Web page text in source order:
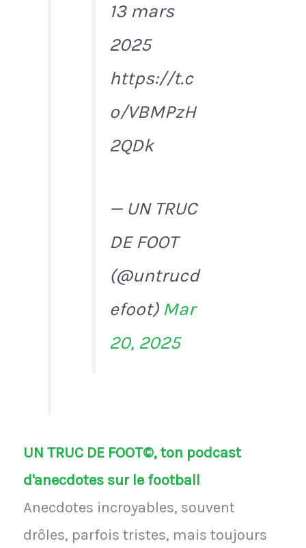
13 mars
2025
https://t.c
o/VBMPzH
2QDk
— UN TRUC
DE FOOT
(@untrucd
efoot) Mar
20, 2025
UN TRUC DE FOOT©, ton podcast
d'anecdotes sur le football
Anecdotes incroyables, souvent
drôles, parfois tristes, mais toujours